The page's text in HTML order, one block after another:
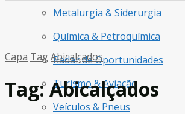
Metalurgia & Siderurgia
Química & Petroquímica
Radar de Oportunidades
Turismo & Aviação
Veículos & Pneus
Capa TagAbicalçados
Tag:Abicalçados